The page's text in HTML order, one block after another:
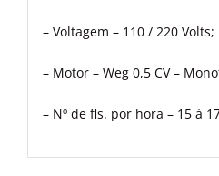
– Voltagem – 110 / 220 Volts;
– Motor – Weg 0,5 CV –
– Nº de fls. por hora – 15 à